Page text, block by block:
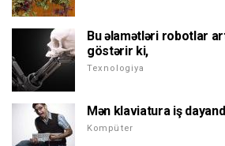
Bu əlamətləri robotlar
göstərir ki,
Texnologiya
Mən klaviatura iş
Kompüter